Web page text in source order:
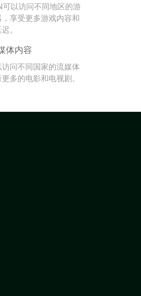
以访问不同地区的游
享受更多游戏内容和
。
体内容
问不同国家的流媒体
多的电影和电视剧。